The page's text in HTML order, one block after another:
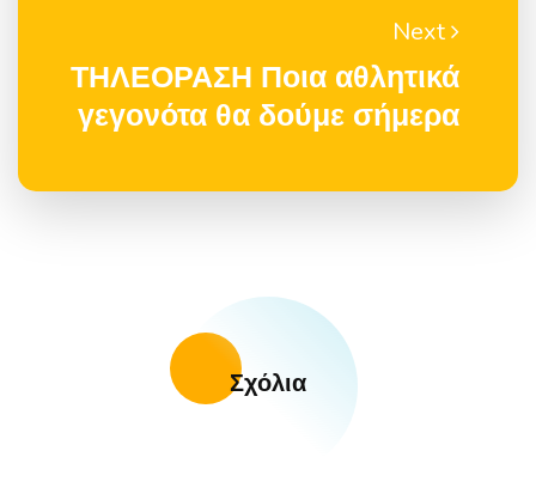
Next
ΤΗΛΕΟΡΑΣΗ Ποια αθλητικά
γεγονότα θα δούμε σήμερα
Σχόλια